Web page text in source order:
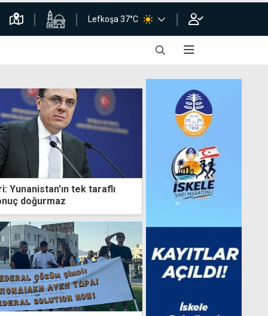
Lefkoşa 37°C
Yunanistan'ın tek taraflı
doğurmaz